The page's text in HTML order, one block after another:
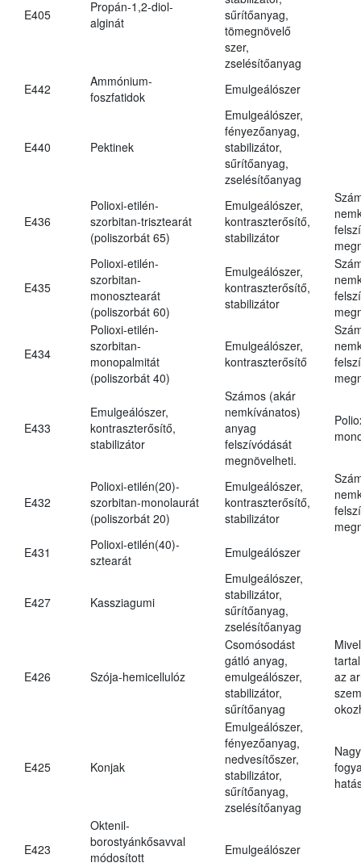
E405
Propán-1,2-diol-
alginát
sűrítőanyag,
tömegnövelő
szer,
zselésítőanyag
E442
Ammónium-
foszfatidok
Emulgeálószer
E440 Pektinek
Emulgeálószer,
fényezőanyag,
stabilizátor,
sűrítőanyag,
zselésítőanyag
E436
Polioxi-etilén-
szorbitan-trisztearát
(poliszorbát 65)
Emulgeálószer,
kontraszterősítő,
stabilizátor
E435
Polioxi-etilén-
szorbitan-
monosztearát
(poliszorbát 60)
Emulgeálószer,
kontraszterősítő,
stabilizátor
E434
Polioxi-etilén-
szorbitan-
monopalmitát
(poliszorbát 40)
Emulgeálószer,
kontraszterősítő
E433
Emulgeálószer,
kontraszterősítő,
stabilizátor
Számos (akár
nemkívánatos)
anyag
felszívódását
megnövelheti.
E432
Polioxi-etilén(20)-
szorbitan-monolaurát
(poliszorbát 20)
Emulgeálószer,
kontraszterősítő,
stabilizátor
E431
Polioxi-etilén(40)-
sztearát
Emulgeálószer
E427 Kassziagumi
Emulgeálószer,
stabilizátor,
sűrítőanyag,
zselésítőanyag
E426 Szója-hemicellulóz
Csomósodást
gátló anyag,
emulgeálószer,
stabilizátor,
sűrítőanyag
az
E425 Konjak
Emulgeálószer,
fényezőanyag,
nedvesítőszer,
stabilizátor,
sűrítőanyag,
zselésítőanyag
E423
Oktenil-
borostyánkősavval
módosított
Emulgeálószer